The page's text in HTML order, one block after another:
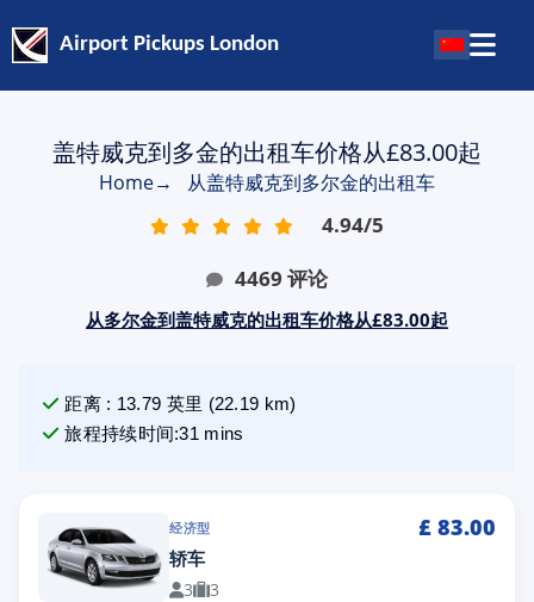
Airport Pickups London
盖特威克到多金的出租车价格从£83.00起
Home→ 从盖特威克到多尔金的出租车
4.94/5
4469 评论
从多尔金到盖特威克的出租车价格从£83.00起
距离: 13.79 英里 (22.19 km)
旅程持续时间:31 mins
经济型 £ 83.00
轿车
3 3